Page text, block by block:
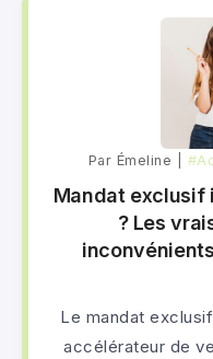
Par Émeline |
Mandat exclusif
? Les
Le mandat
accélérateur de